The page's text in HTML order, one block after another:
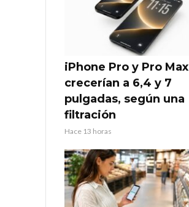
iPhone Pro y Pro Max
crecerían a 6,4 y 7
pulgadas, según una
filtración
Hace 13 horas